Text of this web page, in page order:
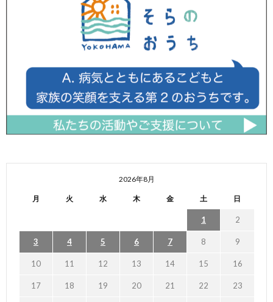
2026年8月
月 火 水 木 金 土 日
1 2
3 4 5 6 7 8 9
10 11 12 13 14 15 16
17 18 19 20 21 22 23